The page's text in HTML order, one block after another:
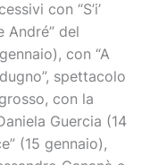
con “S’i’
André” del
con “A
spettacolo
con la
Guercia (14
(15 gennaio),